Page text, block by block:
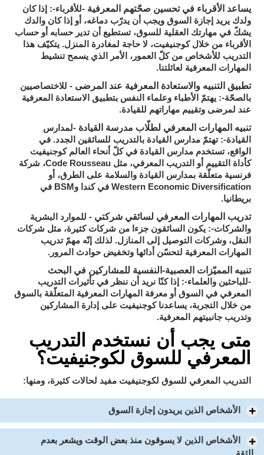
يساعد الأقرباء في تحسين صحّتهم المعرفية -للأقرباء-: إذا كان
ولدك يريد إجازة السوق ويجب أن يدرّب دماغه، أو إذا كان والدك
يشكّ في مهارتك العقلية للسوق، تستطيع أن تدير حسابه أو حساب
الأقرباء من خلال كوجنيفيت، لا حاجة لمغادرة المنزل. يتكيّف هذا
التدريب للأشخاص من كلّ العمور، الأمر الذي يسمح تنشيط
المهارات المعرفية لعائلتنا.
تطبيق التنبيه والاستعادة المعرفية عند المرضى - للاختصاصيين
بالصحّة-: يهتمّ الأطباء وعلماء النفس بتطبيق الاستعادة المعرفية
عند لمرضى وتقييم مهاراتهم للقيادة.
تنبيه المهارات المعرفي لطلّاب مدرسة القيادة -لمدارس
القيادة-: تهتمّ مدارس القيادة بالتدريب للسائقين الجدد. في
الواقع، تستخدم مدارس القيادة في كلّ أنحاء العالم كوجنيفيت
كأداة التقييم أو التدريب المعرفي، مثل Code Rousseau، شركة
فرنسية متعلّقة بمدارس القيادة والسلامة على الطرق، أو
Western Economic Diversification في كندا وBSM في
بريطانيا.
تدريب المهارات المعرفي لسائقي شركتي - للموارد البشرية
والشركات-: يكون السائقون جزءا من شركات كثيرة، مثل شركات
النقل، وشركات التوصيل إلى المنازل. لذلك إنّه مهمّ تدريب
المهارات المعرفية لتحسّن أدائها وتخفيض حوادث المرور.
تنبيه المميّزات العصبية-النفسية للمشاركين في البحث
-للباحثين والعلماء-: إذا كنّا نريد أن ننظر في تأثيرات التدريب
المعرفي في السوق أو معرفة المهارات المعرفية المتعلّقة بالسوق
من خلال التجربة، يساعدنا كوجنيفيت على إدارة المشاركين
وتدريب جانبيتهم المعرفية.
متى يجب أن نستخدم التدريب
المعرفي للسوق لكوجنيفيت؟
التدريب المعرفي للسوق لكوجنيفيت مفيد لحالات كثيرة، ومنها:
الأشخاص الذين يريدون إجازة السوق
الأشخاص الذين لا يسوقون منذ بعض الوقت ويشعر بعدم
الثقة.